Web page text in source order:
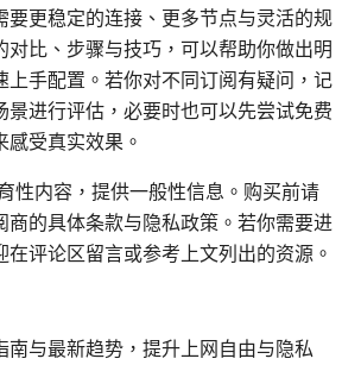
要更稳定的连接、更多节点与灵活的规
对比、步骤与技巧，可以帮助你做出明
上手配置。若你对不同订阅有疑问，记
景进行评估，必要时也可以先尝试免费
感受真实效果。
性内容，提供一般性信息。购买前请
商的具体条款与隐私政策。若你需要进
在评论区留言或参考上文列出的资源。
南与最新趋势，提升上网自由与隐私